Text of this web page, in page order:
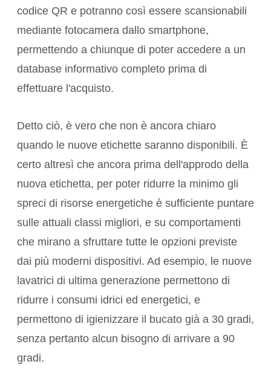
codice QR e potranno così essere scansionabili
mediante fotocamera dallo smartphone,
permettendo a chiunque di poter accedere a un
database informativo completo prima di
effettuare l'acquisto.
Detto ciò, è vero che non è ancora chiaro
quando le nuove etichette saranno disponibili. È
certo altresì che ancora prima dell'approdo della
nuova etichetta, per poter ridurre la minimo gli
spreci di risorse energetiche è sufficiente puntare
sulle attuali classi migliori, e su comportamenti
che mirano a sfruttare tutte le opzioni previste
dai più moderni dispositivi. Ad esempio, le nuove
lavatrici di ultima generazione permettono di
ridurre i consumi idrici ed energetici, e
permettono di igienizzare il bucato già a 30 gradi,
senza pertanto alcun bisogno di arrivare a 90
gradi.